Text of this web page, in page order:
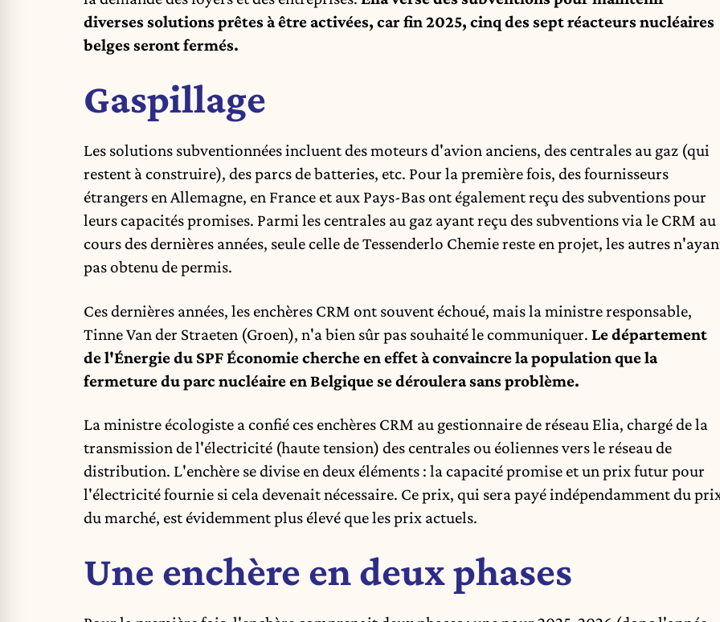
diverses solutions prêtes à être activées, carfin 2025, cinq des sept réacteurs nucléaires
belges seront fermés.
Gaspillage
Les solutions subventionnées incluent des moteurs d'avion anciens, des centrales au gaz (qui
restent à construire), des parcs de batteries, etc. Pour la première fois, des fournisseurs
étrangers en Allemagne, en France et aux Pays-Bas ont également reçu des subventions pour
leurs capacités promises. Parmi les centrales au gaz ayant reçu des subventions via le CRM au
cours des dernières années, seule celle de Tessenderlo Chemie reste en projet, les autres
pas obtenu de permis.
Ces dernières années, les enchères CRM ont souvent échoué, mais la ministre responsable,
Tinne Van der Straeten (Groen), n'a bien sûr pas souhaité le communiquer. Le département
de l'Énergie du SPF Économie cherche en effet à convaincre la population que la
fermeture du parc nucléaire en Belgique se déroulera sans problème.
La ministre écologiste a confié ces enchères CRM au gestionnaire de réseau Elia, chargé de la
transmission de l'électricité (haute tension) des centrales ou éoliennes vers le réseau de
distribution. L'enchère se divise en deux éléments : la capacité promise et un prix futur pour
l'électricité fournie si cela devenait nécessaire. Ce prix, qui sera payé indépendamment du
du marché, est évidemment plus élevé que les prix actuels.
Une enchère en deux phases